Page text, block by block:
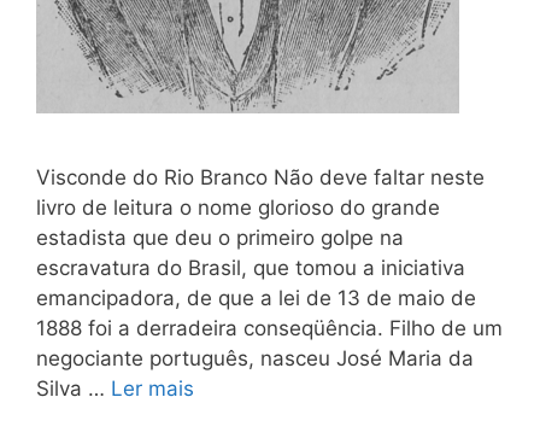
Visconde do Rio Branco Não deve faltar neste
livro de leitura o nome glorioso do grande
estadista que deu o primeiro golpe na
escravatura do Bra­sil, que tomou a iniciativa
emancipadora, de que a lei de 13 de maio de
1888 foi a derradeira conseqüência. Filho de um
negociante português, nasceu José Maria da
Silva … Ler mais